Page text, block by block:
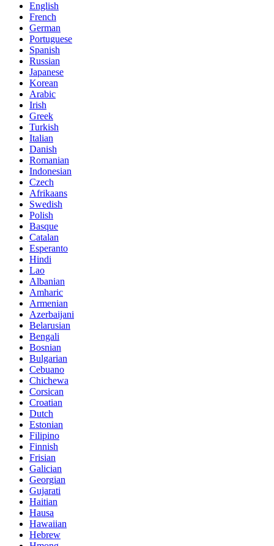
English
French
German
Portuguese
Spanish
Russian
Japanese
Korean
Arabic
Irish
Greek
Turkish
Italian
Danish
Romanian
Indonesian
Czech
Afrikaans
Swedish
Polish
Basque
Catalan
Esperanto
Hindi
Lao
Albanian
Amharic
Armenian
Azerbaijani
Belarusian
Bengali
Bosnian
Bulgarian
Cebuano
Chichewa
Corsican
Croatian
Dutch
Estonian
Filipino
Finnish
Frisian
Galician
Georgian
Gujarati
Haitian
Hausa
Hawaiian
Hebrew